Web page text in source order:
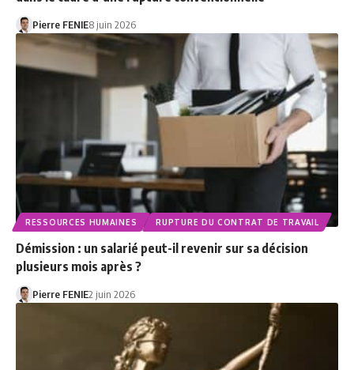
Pierre FENIE8 juin 2026
RESSOURCES HUMAINES RUPTURE DU CONTRAT DE TRAVAIL
Démission : un salarié peut-il revenir sur sa décision
plusieurs mois après ?
Pierre FENIE2 juin 2026